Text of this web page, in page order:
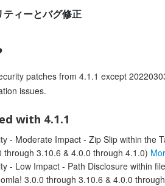
ティーとバグ修正
patches from 4.1.1 except
issues.
with 4.1.1
- Moderate Impact - Zip Slip within the
through 3.10.6 & 4.0.0 through 4.1.0)
- Low Impact - Path Disclosure within
3.0.0 through 3.10.6 & 4.0.0